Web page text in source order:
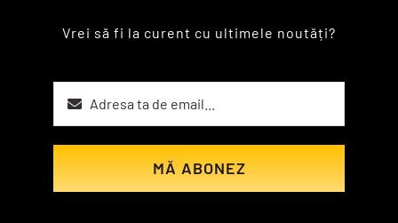
Vrei să fi la curent cu ultimele noutăți?
MĂ ABONEZ